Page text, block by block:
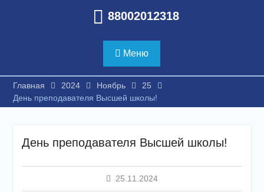
88002012318
Меню
Главная 2024 Ноябрь
25
День преподавателя Высшей школы!
День преподавателя Высшей школы!
25.11.2024